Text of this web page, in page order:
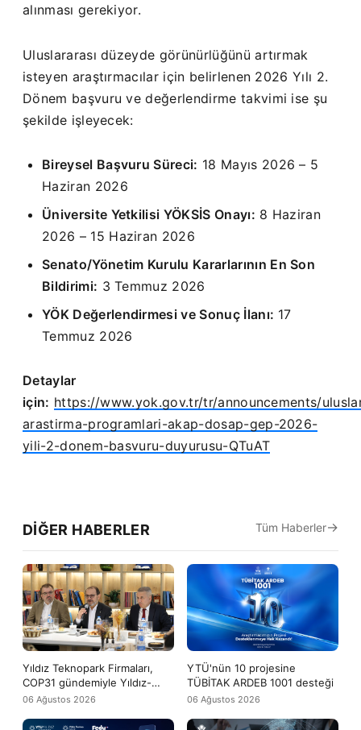
alınması gerekiyor.
Uluslararası düzeyde görünürlüğünü artırmak
isteyen araştırmacılar için belirlenen 2026 Yılı 2.
Dönem başvuru ve değerlendirme takvimi ise şu
şekilde işleyecek:
Bireysel Başvuru Süreci: 18 Mayıs 2026 – 5
Haziran 2026
Üniversite Yetkilisi YÖKSİS Onayı: 8 Haziran
2026 – 15 Haziran 2026
Senato/Yönetim Kurulu Kararlarının En Son
Bildirimi: 3 Temmuz 2026
YÖK Değerlendirmesi ve Sonuç İlanı: 17
Temmuz 2026
Detaylar
için: https://www.yok.gov.tr/tr/announcements/
arastirma-programlari-akap-dosap-gep-2026-
yili-2-donem-basvuru-duyurusu-QTuAT
DIĞER HABERLER
Yıldız Teknopark Firmaları,
COP31 gündemiyle Yıldız-
Tech buluşmasında bir araya
06 Ağustos 2026
YTÜ'nün 10 projesine
TÜBİTAK ARDEB 1001 desteği
06 Ağustos 2026
Tüm Haberler